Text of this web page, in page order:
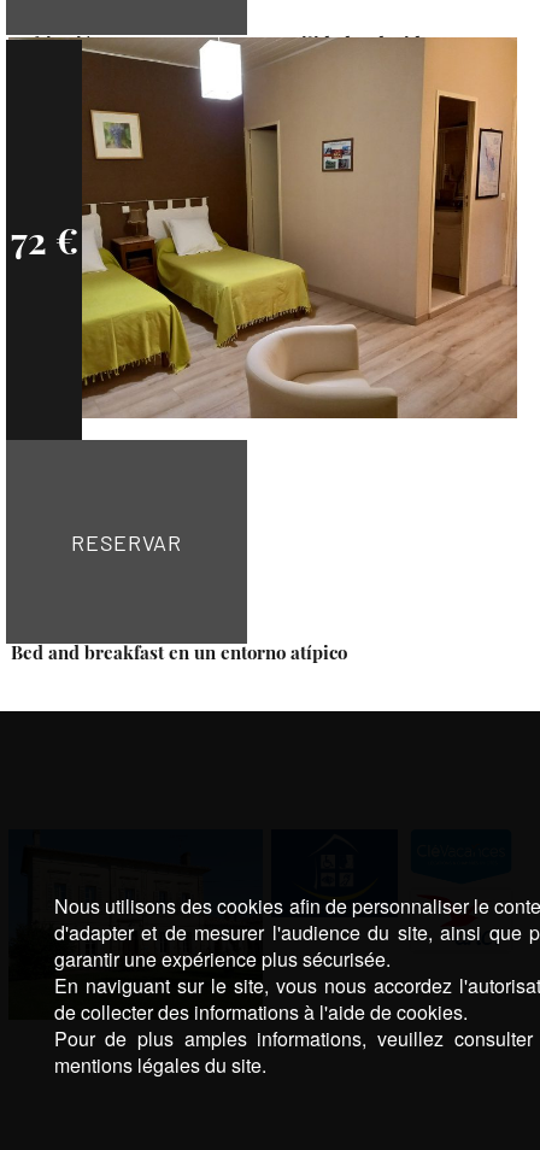
Habitación para personas con movilidad reducida
72 €
RESERVAR
Bed and breakfast en un entorno atípico
Nous utilisons des cookies afin de personnaliser le
d'adapter et de mesurer l'audience du site, ainsi que
garantir une expérience plus sécurisée.
En naviguant sur le site, vous nous accordez
de collecter des informations à l'aide de cookies.
Pour de plus amples informations, veuillez
mentions légales du site.